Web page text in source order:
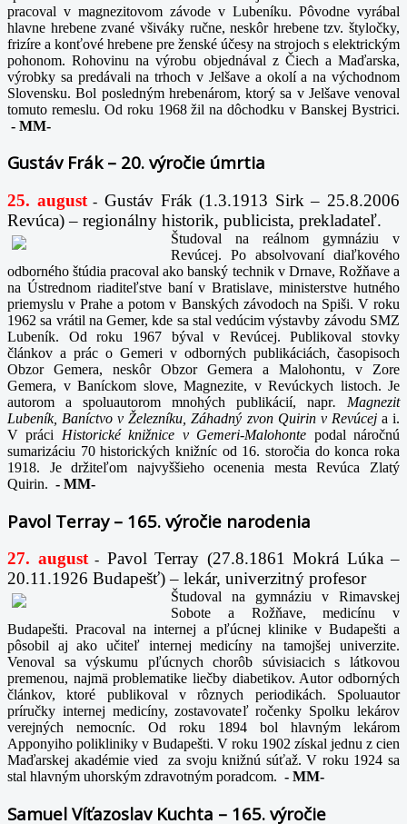
pracoval v magnezitovom závode v Lubeníku. Pôvodne vyrábal
hlavne hrebene zvané všiváky ručne, neskôr hrebene tzv. štyločky,
frizíre a konťové hrebene pre ženské účesy na strojoch s elektrickým
pohonom. Rohovinu na výrobu objednával z Čiech a Maďarska,
výrobky sa predávali na trhoch v Jelšave a okolí a na východnom
Slovensku. Bol posledným hrebenárom, ktorý sa v Jelšave venoval
tomuto remeslu. Od roku 1968 žil na dôchodku v Banskej Bystrici.
- MM-
Gustáv Frák – 20. výročie úmrtia
25. august- Gustáv Frák (1.3.1913 Sirk – 25.8.2006
Revúca) – regionálny historik, publicista, prekladateľ.
Študoval na reálnom gymnáziu v
Revúcej. Po absolvovaní diaľkového
odborného štúdia pracoval ako banský technik v Drnave, Rožňave a
na Ústrednom riaditeľstve baní v Bratislave, ministerstve hutného
priemyslu v Prahe a potom v Banských závodoch na Spiši. V roku
1962 sa vrátil na Gemer, kde sa stal vedúcim výstavby závodu SMZ
Lubeník. Od roku 1967 býval v Revúcej. Publikoval stovky
článkov a prác o Gemeri v odborných publikáciách, časopisoch
Obzor Gemera, neskôr Obzor Gemera a Malohontu, v Zore
Gemera, v Baníckom slove, Magnezite, v Revúckych listoch. Je
autorom a spoluautorom mnohých publikácií, napr. Magnezit
Lubeník, Baníctvo v Železníku, Záhadný zvon Quirin v Revúcej a i.
V práci Historické knižnice v Gemeri-Malohonte podal náročnú
sumarizáciu 70 historických knižníc od 16. storočia do konca roka
1918. Je držiteľom najvyššieho ocenenia mesta Revúca Zlatý
Quirin. - MM-
Pavol Terray – 165. výročie narodenia
27. august- Pavol Terray (27.8.1861 Mokrá Lúka –
20.11.1926 Budapešť) – lekár, univerzitný profesor
Študoval na gymnáziu v Rimavskej
Sobote a Rožňave, medicínu v
Budapešti. Pracoval na internej a pľúcnej klinike v Budapešti a
pôsobil aj ako učiteľ internej medicíny na tamojšej univerzite.
Venoval sa výskumu pľúcnych chorôb súvisiacich s látkovou
premenou, najmä problematike liečby diabetikov. Autor odborných
článkov, ktoré publikoval v rôznych periodikách. Spoluautor
príručky internej medicíny, zostavovateľ ročenky Spolku lekárov
verejných nemocníc. Od roku 1894 bol hlavným lekárom
Apponyiho polikliniky v Budapešti. V roku 1902 získal jednu z cien
Maďarskej akadémie vied za svoju knižnú súťaž. V roku 1924 sa
stal hlavným uhorským zdravotným poradcom. - MM-
Samuel Víťazoslav Kuchta – 165. výročie